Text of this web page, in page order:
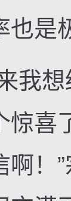
也是
想
惊喜
啊！